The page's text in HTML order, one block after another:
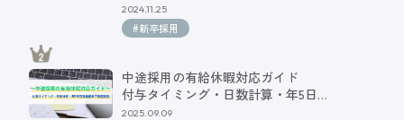
2024.11.25
#新卒採用
中途採用の有給休暇対応ガイド
付与タイミング・日数計算・年5日…
2025.09.09